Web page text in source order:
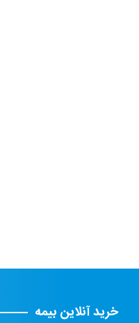
خرید آنلاین بیمه